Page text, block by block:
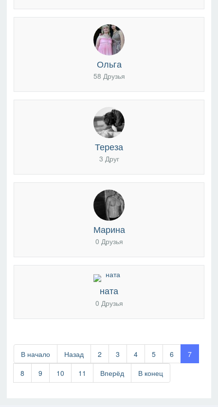
Ольга
58 Друзья
Тереза
3 Друг
Марина
0 Друзья
ната
0 Друзья
В начало Назад 2 3 4 5 6
7
8
9 10 11 Вперёд В конец